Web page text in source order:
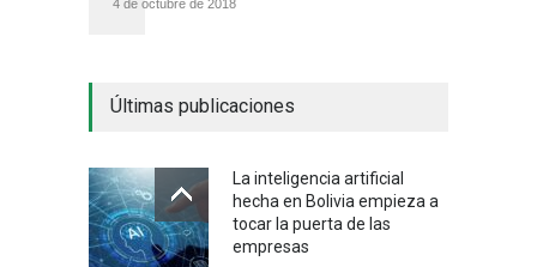
4 de octubre de 2018
Últimas publicaciones
La inteligencia artificial
hecha en Bolivia empieza a
tocar la puerta de las
empresas